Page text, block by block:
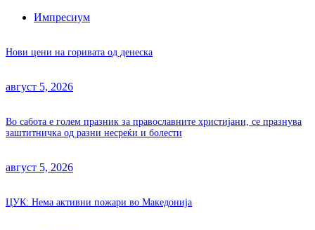
Импресиум
Нови цени на горивата од денеска
август 5, 2026
Во сабота е голем празник за православните христијани, се празнува
заштитничка од разни несреќи и болести
август 5, 2026
ЦУК: Нема активни пожари во Македонија